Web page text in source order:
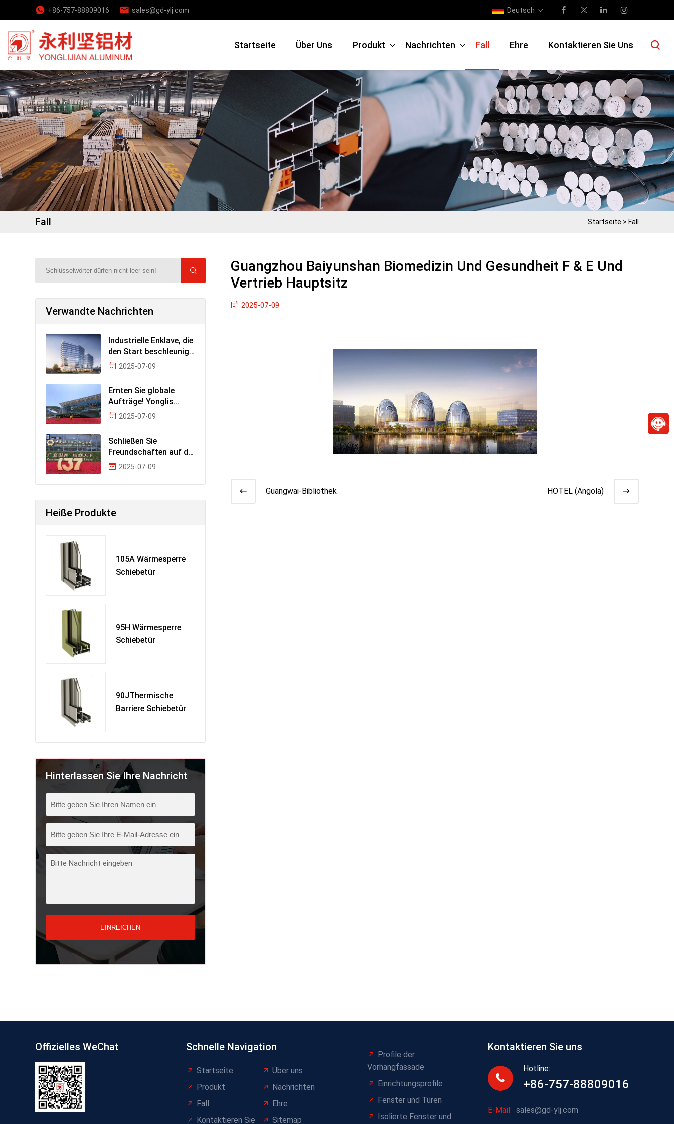
+86-757-88809016 sales@gd-ylj.com Deutsch
Startseite Über Uns Produkt Nachrichten Fall Ehre Kontaktieren Sie Uns
Fall Startseite > Fall
Verwandte Nachrichten
Industrielle Enklave, die
den Start beschleunigt!
Yongli Jia
2025-07-09
Ernten Sie globale
Aufträge! Yonglis
"Qualitäts" -
2025-07-09
Schließen Sie
Freundschaften auf der
ganzen Welt!
2025-07-09
Heiße Produkte
105A Wärmesperre
Schiebetür
95H Wärmesperre
Schiebetür
90JThermische
Barriere Schiebetür
Hinterlassen Sie Ihre Nachricht
EINREICHEN
Guangzhou Baiyunshan Biomedizin Und Gesundheit F & E Und
Vertrieb Hauptsitz
2025-07-09
Guangwai-Bibliothek HOTEL (Angola)
Offizielles WeChat Schnelle Navigation
Startseite
Über uns
Produkt
Nachrichten
Fall
Ehre
Kontaktieren Sie
Sitemap
Profile der
Vorhangfassade
Einrichtungsprofile
Fenster und Türen
Isolierte Fenster und
Kontaktieren Sie uns
Hotline:
+86-757-88809016
E-Mail: sales@gd-ylj.com